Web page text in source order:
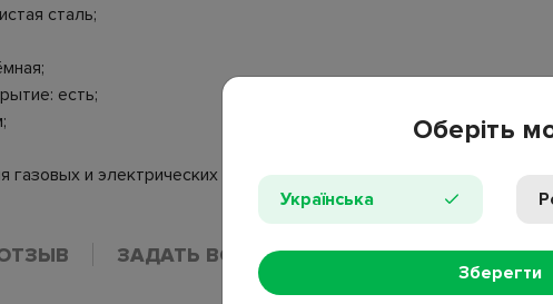
сталь;
есть;
газовых и электрических духовок.
ЗАДАТЬ ВОПРОС
Оберіть
Українська
Зберегти